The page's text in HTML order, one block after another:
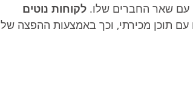
עם שאר החברים שלו. לקוחות נוטים
עם תוכן מכירתי, וכך באמצעות ההפצה של